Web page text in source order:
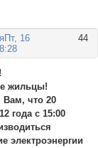
44
Пт, 16
жильцы!
что 20
года с 15:00
электроэнергии